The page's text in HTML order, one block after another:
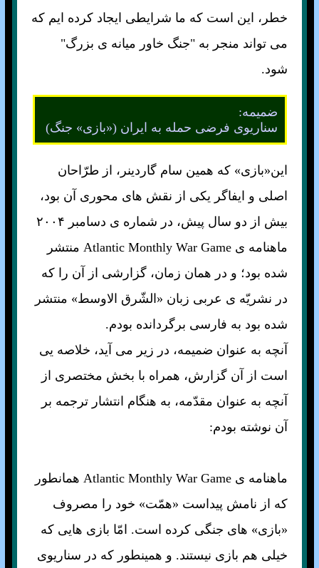
خطر، اين است که ما شرايطی ايجاد کرده ايم که
می تواند منجر به "جنگ خاور ميانه ی بزرگ"
شود.
ضميمه:
سناريوی فرضی حمله به ايران («بازی» جنگ)
اين«بازی» که همين سام گاردينر، از طرّاحان
اصلی و ايفاگر يکی از نقش های محوری آن بود،
بيش از دو سال پيش، در شماره ی دسامبر ۲۰۰۴
ماهنامه‌ ی Atlantic Monthly War Game منتشر
شده بود؛ و در همان زمان، گزارشی از آن را که
در نشريّه ی عربی زبان «الشّرق الاوسط» منتشر
شده بود به فارسی برگردانده بودم.
آنچه به عنوان ضميمه، در زير می آيد، خلاصه يی
است از آن گزارش، همراه با بخش مختصری از
آنچه به عنوان مقدّمه، به هنگام انتشار ترجمه بر
آن نوشته بودم:
ماهنامه ی Atlantic Monthly War Game همانطور
كه از نامش پيداست «همّت» خود را مصروف
«بازى» هاى جنگى كرده است. امّا بازى هايى كه
خيلى هم بازى نيستند. و همينطور كه در سناريوى